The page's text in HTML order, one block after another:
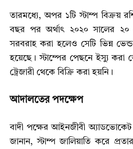
তারমধ্যে, অপর ১টি স্টাম্প বিক্রয়
বছর পর অর্থাৎ ২০২০ সালের ২০
সরবরাহ করা হলেও সেটি ভিন্ন
হয়েছে। স্টাম্পের পেছনে ইস্যু করা
ট্রেজারী থেকে বিক্রি করা হয়নি।
আদালতের পদক্ষেপ
বাদী পক্ষের আইনজীবী অ্যাডভোকেট
জানান, স্টাম্প জালিয়াতি করে